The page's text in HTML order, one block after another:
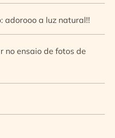
adorooo a luz natural!!
no ensaio de fotos de